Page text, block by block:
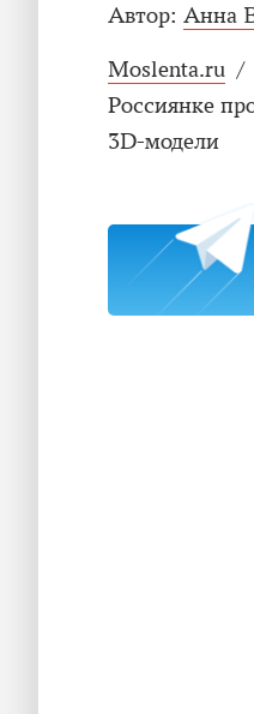
Автор: Анна
Moslenta.ru /
Россиянке
3D-модели